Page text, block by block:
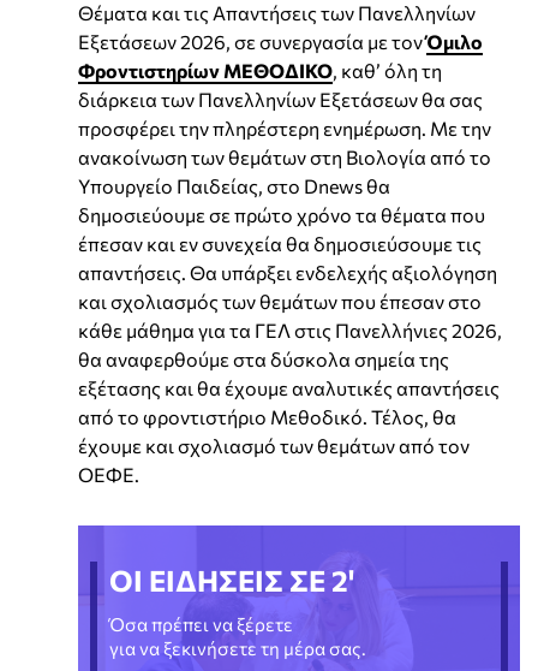
Θέματα και τις Απαντήσεις των Πανελληνίων
Εξετάσεων 2026, σε συνεργασία με τονΌμιλο
Φροντιστηρίων ΜΕΘΟΔΙΚΟ, καθ’ όλη τη
διάρκεια των Πανελληνίων Εξετάσεων θα σας
προσφέρει την πληρέστερη ενημέρωση. Με την
ανακοίνωση των θεμάτων στη Βιολογία από το
Υπουργείο Παιδείας, στο Dnews θα
δημοσιεύουμε σε πρώτο χρόνο τα θέματα που
έπεσαν και εν συνεχεία θα δημοσιεύσουμε τις
απαντήσεις. Θα υπάρξει ενδελεχής αξιολόγηση
και σχολιασμός των θεμάτων που έπεσαν στο
κάθε μάθημα για τα ΓΕΛ στις Πανελλήνιες 2026,
θα αναφερθούμε στα δύσκολα σημεία της
εξέτασης και θα έχουμε αναλυτικές απαντήσεις
από το φροντιστήριο Μεθοδικό. Τέλος, θα
έχουμε και σχολιασμό των θεμάτων από τον
ΟΕΦΕ.
ΟΙ ΕΙΔΗΣΕΙΣ ΣΕ 2'
Όσα πρέπει να ξέρετε
για να ξεκινήσετε τη μέρα σας.